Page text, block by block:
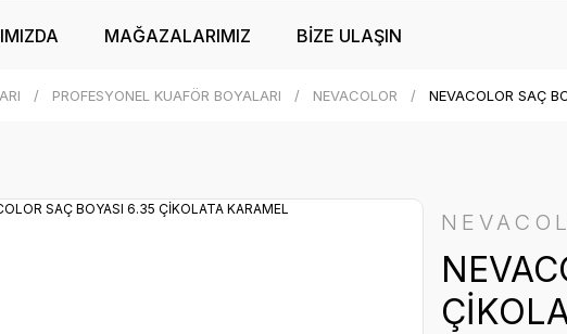
MAĞAZALARIMIZ BİZE ULAŞIN
PROFESYONEL KUAFÖR BOYALARI NEVACOLOR NEVACOLOR SAÇ